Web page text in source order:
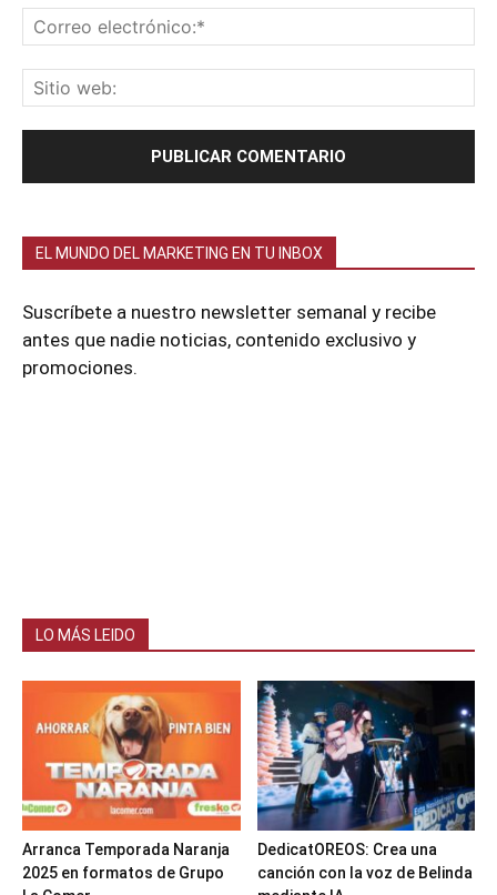
EL MUNDO DEL MARKETING EN TU INBOX
Suscríbete a nuestro newsletter semanal y recibe
antes que nadie noticias, contenido exclusivo y
promociones.
LO MÁS LEIDO
Arranca Temporada Naranja
2025 en formatos de Grupo
DedicatOREOS: Crea una
canción con la voz de Belinda